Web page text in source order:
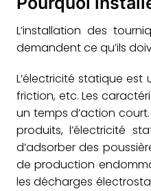
L’installation des
demandent ce qu’ils
L’électricité statique
friction, etc. Les
un temps d’action
produits, l’électricité
d’adsorber des
de production
les décharges